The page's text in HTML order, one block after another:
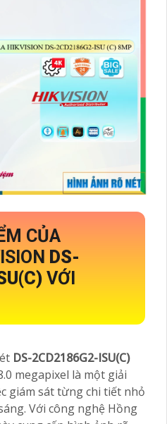
CỦA
DS-
VỚI
DS-2CD2186G2-ISU(C)
megapixel là một giải
giám sát từng chi tiết nhỏ
Với công nghệ Hồng